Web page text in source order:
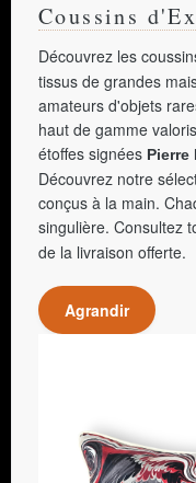
Coussins
Découvrez les
tissus de grandes
amateurs d'objets
haut de gamme
étoffes signées Pierre
Découvrez notre
conçus à la main.
singulière. Consultez
de la livraison offerte.
Agrandir